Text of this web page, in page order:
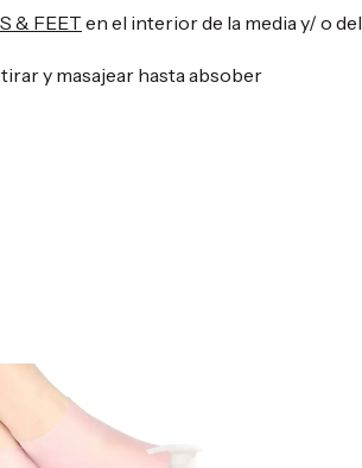
& FEET en el interior de la media y/ o del
y masajear hasta absober